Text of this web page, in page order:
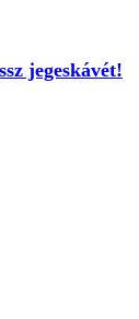
jegeskávét!